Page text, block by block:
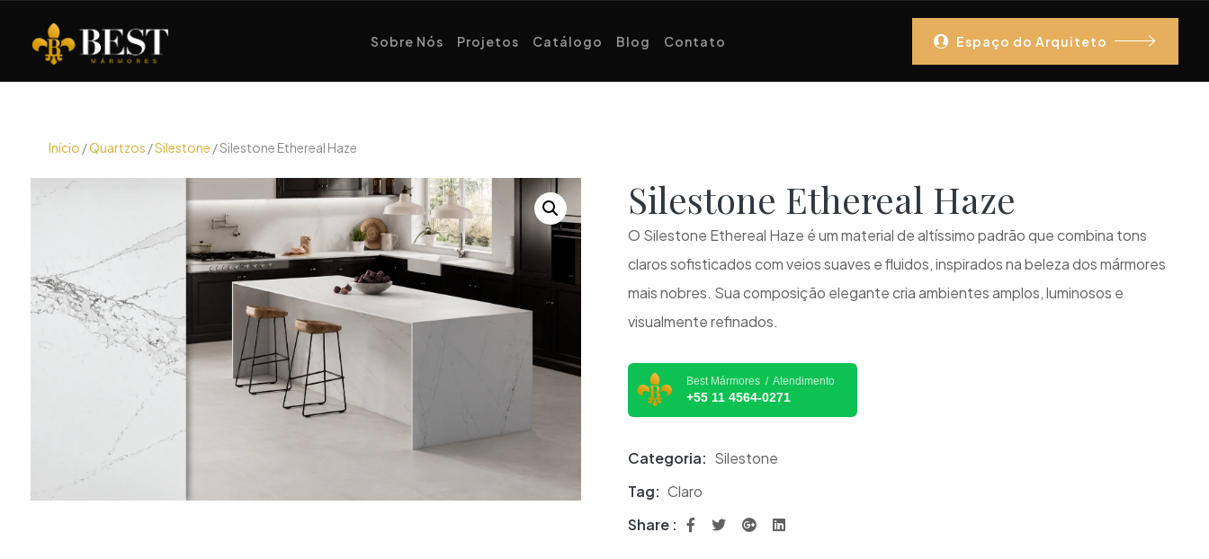
Sobre Nós Projetos Catálogo Blog Contato Espaço do Arquiteto
Início /Quartzos /Silestone / Silestone Ethereal Haze
Silestone Ethereal Haze
O Silestone Ethereal Haze é um material de altíssimo padrão que combina tons
claros sofisticados com veios suaves e fluidos, inspirados na beleza dos mármores
mais nobres. Sua composição elegante cria ambientes amplos, luminosos e
visualmente refinados.
Best Mármores / Atendimento
+55 11 4564-0271
Categoria: Silestone
Tag: Claro
Share :